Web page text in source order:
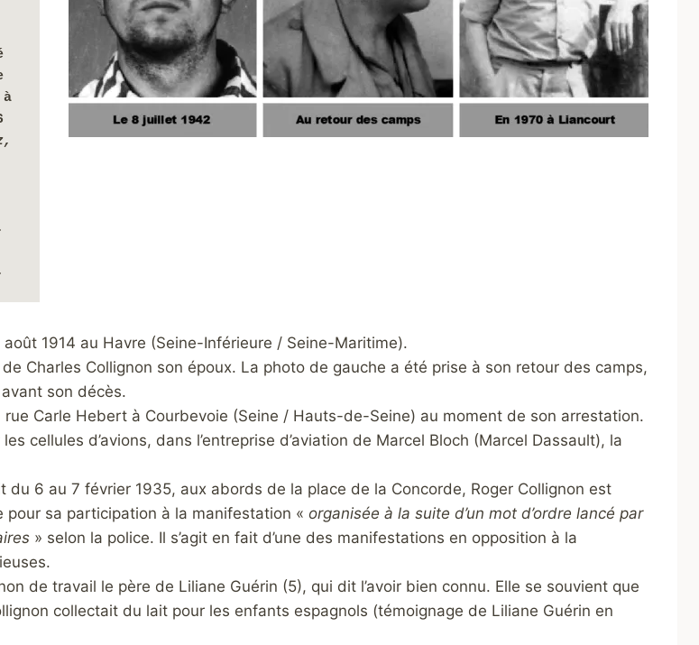
1914 au Havre (Seine-Inférieure / Seine-Maritime).
Charles Collignon son époux. La photo de gauche a été prise à son retour des camps,
son décès.
rue Carle Hebert à Courbevoie (Seine / Hauts-de-Seine) au moment de son arrestation.
cellules d’avions, dans l’entreprise d’aviation de Marcel Bloch (Marcel Dassault), la
du 6 au 7 février 1935, aux abords de la place de la Concorde, Roger Collignon est
pour sa participation à la manifestation « organisée à la suite d’un mot d’ordre lancé par
» selon la police. Il s’agit en fait d’une des manifestations en opposition à la
de travail le père de Liliane Guérin (5), qui dit l’avoir bien connu. Elle se souvient que
collectait du lait pour les enfants espagnols (témoignage de Liliane Guérin en